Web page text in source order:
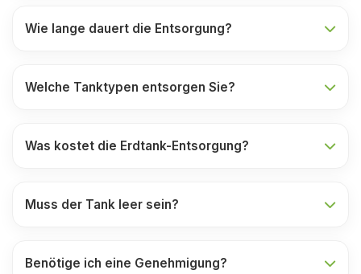
Wie lange dauert die Entsorgung?
Welche Tanktypen entsorgen Sie?
Was kostet die Erdtank-Entsorgung?
Muss der Tank leer sein?
Benötige ich eine Genehmigung?